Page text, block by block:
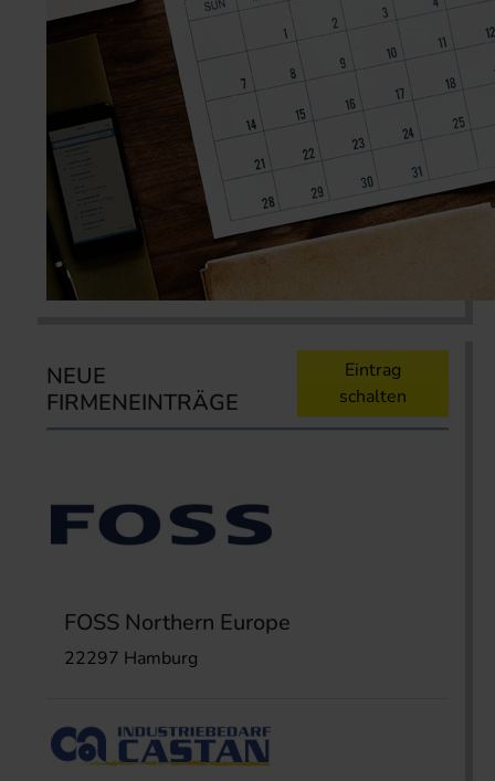
NEUE
FIRMENEINTRÄGE
Eintrag
schalten
FOSS Northern Europe
22297 Hamburg